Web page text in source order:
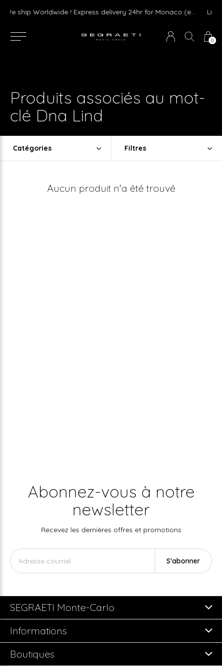
0
We ship Worldwide ! Express delivery 24hr for Monaco (excluding furniture)
Produits associés au mot-
clé Dna Lind
Catégories Filtres
Aucun produit n'a été trouvé
Abonnez-vous à notre
newsletter
Recevez les dernières offres et promotions
S'abonner
SEGRAETI Monte-Carlo
Informations
Boutiques